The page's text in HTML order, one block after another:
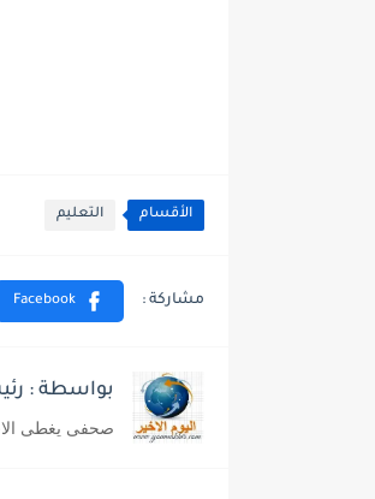
الأقسام التعليم
بواسطة :
صحفى يغطى